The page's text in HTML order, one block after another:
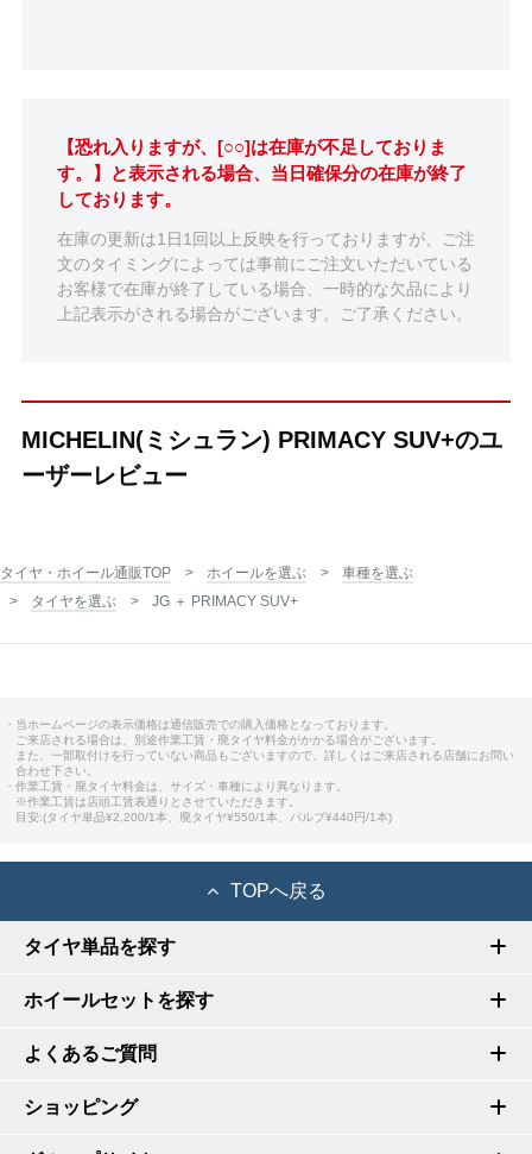
【恐れ入りますが、[○○]は在庫が不足しておりま
す。】と表示される場合、当日確保分の在庫が終了
しております。
在庫の更新は1日1回以上反映を行っておりますが、ご注
文のタイミングによっては事前にご注文いただいている
お客様で在庫が終了している場合、一時的な欠品により
上記表示がされる場合がございます。ご了承ください。
MICHELIN(ミシュラン) PRIMACY SUV+のユ
ーザーレビュー
タイヤ・ホイール通販TOP ホイールを選ぶ
車種を選ぶ
タイヤを選ぶ
JG ＋ PRIMACY SUV+
・当ホームページの表示価格は通信販売での購入価格となっております。
ご来店される場合は、別途作業工賃・廃タイヤ料金がかかる場合がございます。
また、一部取付けを行っていない商品もございますので、詳しくはご来店される店舗にお問い
合わせ下さい。
・作業工賃・廃タイヤ料金は、サイズ・車種により異なります。
※作業工賃は店頭工賃表通りとさせていただきます。
目安:(タイヤ単品¥2,200/1本、廃タイヤ¥550/1本、バルブ¥440円/1本)
TOPへ戻る
タイヤ単品を探す
ホイールセットを探す
よくあるご質問
ショッピング